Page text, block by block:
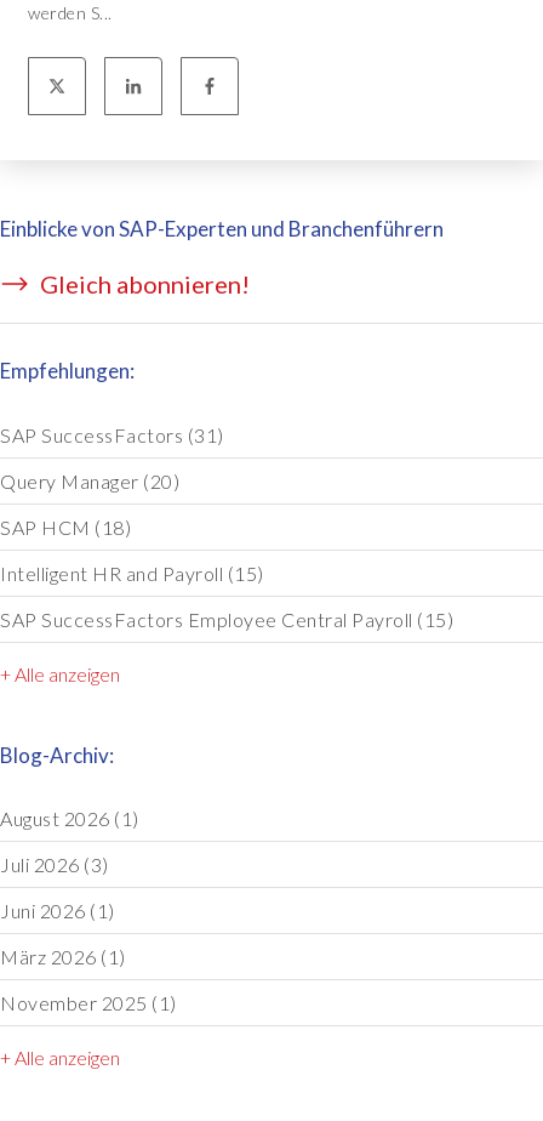
werden S...
Einblicke von SAP-Experten und Branchenführern
Gleich abonnieren!
Empfehlungen:
SAP SuccessFactors (31)
Query Manager (20)
SAP HCM (18)
Intelligent HR and Payroll (15)
SAP SuccessFactors Employee Central Payroll (15)
+ Alle anzeigen
Blog-Archiv:
August 2026 (1)
Juli 2026 (3)
Juni 2026 (1)
März 2026 (1)
November 2025 (1)
+ Alle anzeigen